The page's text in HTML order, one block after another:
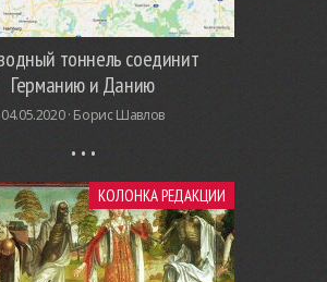
тоннель соединит
Германию и Данию
04.05.2020 · Борис Шавлов
КОЛОНКА РЕДАКЦИИ